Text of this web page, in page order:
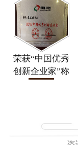
荣获“中国优秀
创新企业家”称